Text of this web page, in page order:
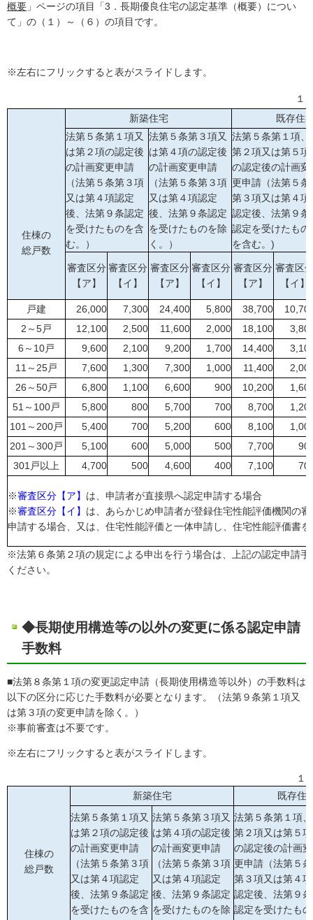
概要 」ページの項目「3．長期優良住宅の認定基準（概要）につい
て」の（１）～（６）の項目です。
※左右にフリックすると表がスライドします。
１戸あたり
住棟の
総戸数
新築住宅
既存住
法第５条第１項又
は第２項の認定後
の計画変更申請
（法第５条第３項
又は第４項認定
後、法第９条認定
を受けたものを含
む。）
法第５条第３項又
は第４項の認定後
の計画変更申請
（法第５条第３項
又は第４項認定
後、法第９条認定
を受けたものを除
く。）
法第５条第１項、
第２項又は第５項
の認定後の計画変
更申請（法第５条
第３項又は第４項
認定後、法第９条
認定を受けたもの
を含む。)
審査区分
【ア】
審査区分
【イ】
審査区分
【ア】
審査区分
【イ】
審査区分
【ア】
審査区
【イ】
戸建 26,000 7,300 24,400 5,800 38,700
2～5戸
12,100 2,500 11,600 2,000 18,100
6～10戸
9,600 2,100 9,200 1,700 14,400
11～25戸
7,600 1,300 7,300 1,000 11,400
26～50戸
6,800 1,100 6,600 900 10,200
51～100戸
5,800 800 5,700 700 8,700
101～200戸
5,400 700 5,200 600 8,100
201～300戸
5,100 600 5,000 500 7,700
301戸以上
4,700 500 4,600 400 7,100
※審査区分【ア】 は、申請者が直接県へ認定申請する場合
※審査区分【イ】 は、あらかじめ申請者が登録住宅性能評価機関の
申請する場合、又は、住宅性能評価と一体申請し、住宅性能評価書
※法第６条第２項の規定による申出を行う場合は、上記の認定申請
ください。
◆長期使用構造等の以外の変更に係る認定申請
手数料
■法第８条第１項の変更認定申請（長期使用構造等以外）の手数料は
以下の区分に応じた手数料が必要となります。（法第９条第１項又
は第３項の変更申請を除く。）
※事前審査は不要です。
※左右にフリックすると表がスライドします。
１
住棟の
総戸数
新築住宅
既存住
法第５条第１項又
は第２項の認定後
の計画変更申請
（法第５条第３項
又は第４項認定
後、法第９条認定
を受けたものを含
法第５条第３項又
は第４項の認定後
の計画変更申請
（法第５条第３項
又は第４項認定
後、法第９条認定
を受けたものを除
法第５条第１項、
第２項又は第５項
の認定後の計画変
更申請（法第５条
第３項又は第４項
認定後、法第９条
認定を受けたもの